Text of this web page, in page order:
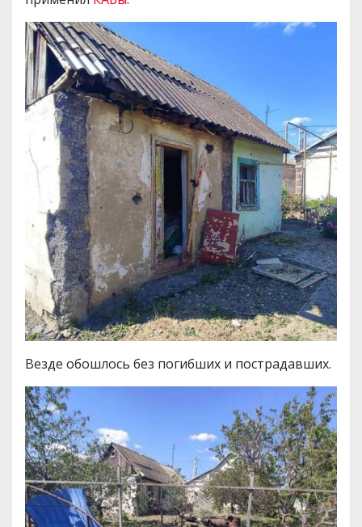
Везде обошлось без погибших и пострадавших.